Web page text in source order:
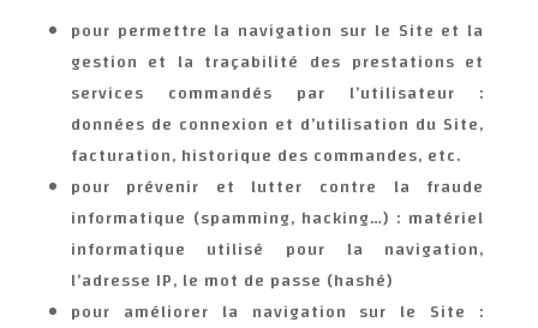
pour permettre la navigation sur le Site et la
gestion et la traçabilité des prestations et
services commandés par l’utilisateur :
données de connexion et d’utilisation du Site,
facturation, historique des commandes, etc.
pour prévenir et lutter contre la fraude
informatique (spamming, hacking…) : matériel
informatique utilisé pour la navigation,
l’adresse IP, le mot de passe (hashé)
pour améliorer la navigation sur le Site :